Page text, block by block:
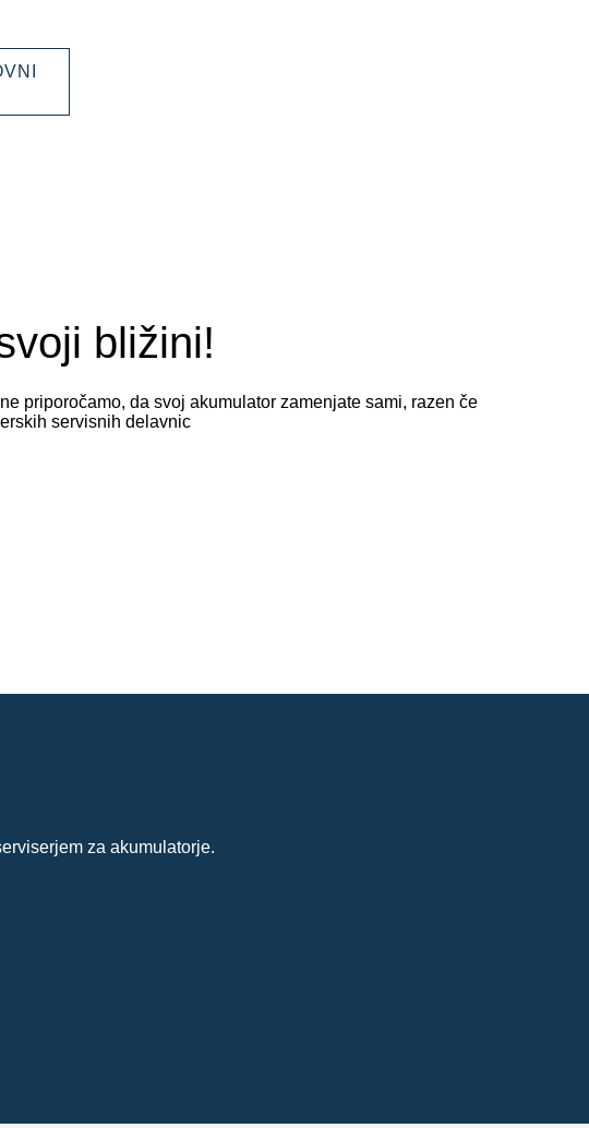
bližini!
priporočamo, da svoj akumulator zamenjate sami, razen če
servisnih delavnic
za akumulatorje.